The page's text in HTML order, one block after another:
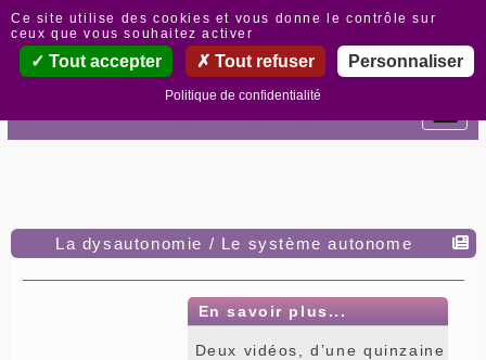
La dysautonomie / Le système autonome
En savoir plus...
Deux vidéos, d’une quinzaine
Panneau de gestion des cookies
Ce site utilise des cookies et vous donne le contrôle sur
ceux que vous souhaitez activer
Tout accepter Tout refuser Personnaliser
Politique de confidentialité